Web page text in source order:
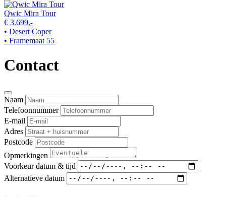
Qwic Mira Tour
€ 3.699,-
• Desert Coper
• Framemaat 55
Contact
Naam
Telefoonnummer
E-mail
Adres
Postcode
Opmerkingen
Voorkeur datum & tijd
Alternatieve datum